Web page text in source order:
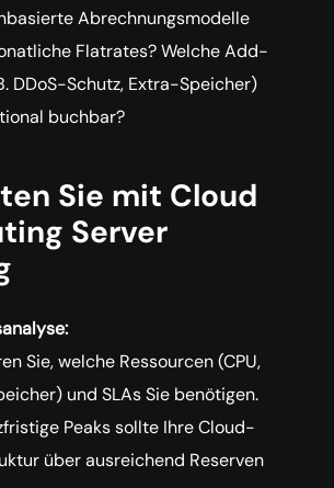
Abrechnungsmodelle
Flatrates? Welche Add-
DDoS-Schutz, Extra-Speicher)
buchbar?
Sie mit Cloud
Server
Sie, welche Ressourcen (CPU,
und SLAs Sie benötigen.
Peaks sollte Ihre Cloud-
über ausreichend Reserven